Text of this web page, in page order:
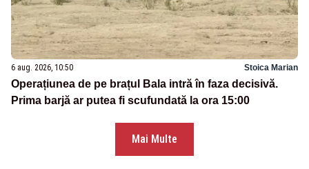
6 aug. 2026, 10:50 Stoica Marian
Operațiunea de pe brațul Bala intră în faza decisivă.
Prima barjă ar putea fi scufundată la ora 15:00
Mai Multe